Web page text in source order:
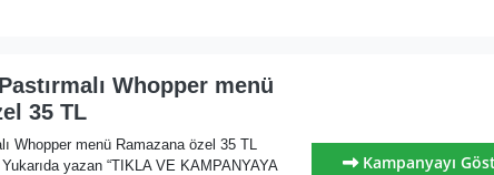
Whopper menü
35 TL
Whopper menü Ramazana özel 35 TL
yazan “TIKLA VE KAMPANYAYA
Kampanyayı